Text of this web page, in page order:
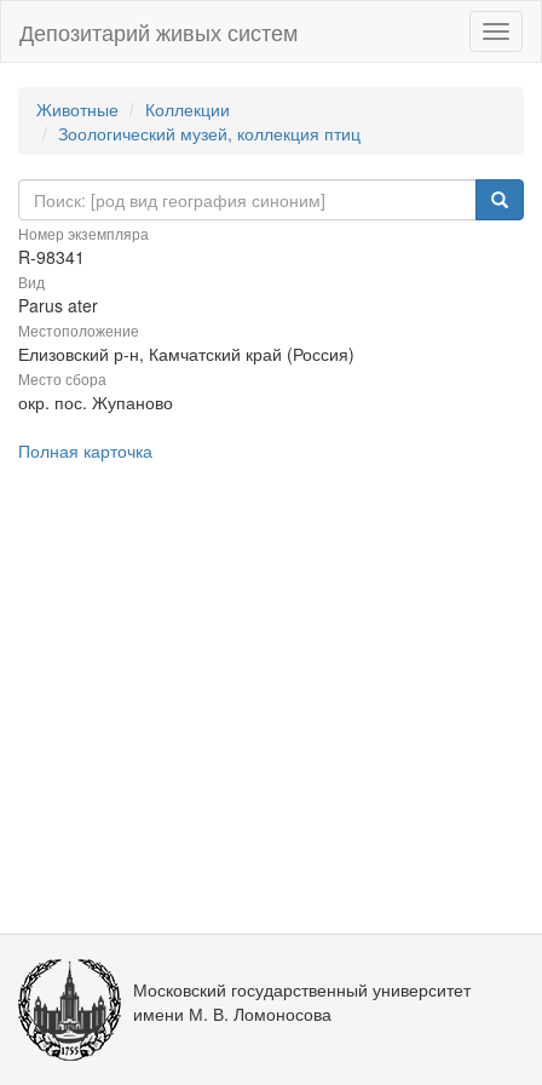
Депозитарий живых систем
Животные
Коллекции
Зоологический музей, коллекция птиц
Номер экземпляра
R-98341
Вид
Parus ater
Местоположение
Елизовский р-н, Камчатский край (Россия)
Место сбора
окр. пос. Жупаново
Полная карточка
Московский государственный университет
имени М. В. Ломоносова